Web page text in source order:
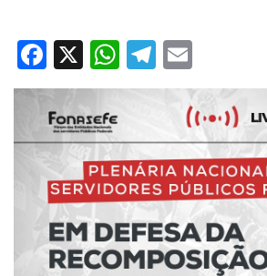
Facebook
X WhatsApp
Telegram